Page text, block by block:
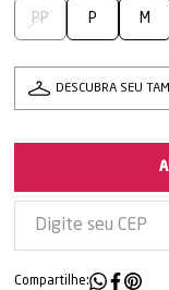
PP P M
DESCUBRA SEU
Compartilhe: